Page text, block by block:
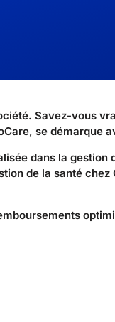
Savez-vous
se démarque
dans la
de la santé